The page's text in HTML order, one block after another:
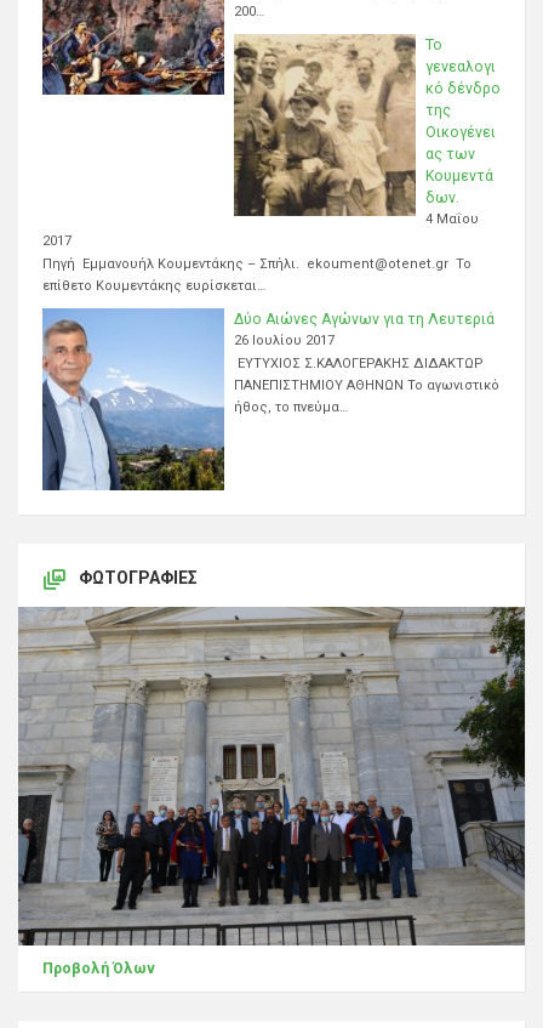
200…
Το
γενεαλογι
κό δένδρο
της
Οικογένει
ας των
Κουμεντά
δων.
4 Μαΐου
2017
Πηγή Εμμανουήλ Κουμεντάκης – Σπήλι. ekoument@otenet.gr Το
επίθετο Κουμεντάκης ευρίσκεται…
Δύο Αιώνες Αγώνων για τη Λευτεριά
26 Ιουλίου 2017
ΕΥΤΥΧΙΟΣ Σ.ΚΑΛΟΓΕΡΑΚΗΣ ΔΙΔΑΚΤΩΡ
ΠΑΝΕΠΙΣΤΗΜΙΟΥ ΑΘΗΝΩΝ Το αγωνιστικό
ήθος, το πνεύμα…
ΦΩΤΟΓΡΑΦΊΕΣ
Προβολή Όλων